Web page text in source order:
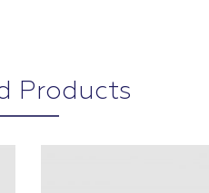
Products